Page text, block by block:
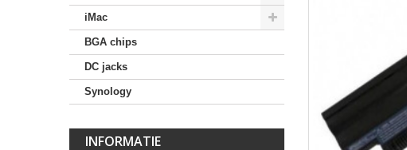
iMac
BGA chips
DC jacks
Synology
INFORMATIE